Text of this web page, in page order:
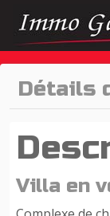
Détails
Villa en